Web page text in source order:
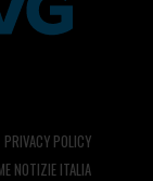
PRIVACY POLICY
NOTIZIE ITALIA